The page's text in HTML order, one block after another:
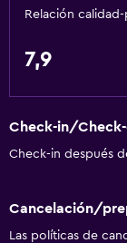
Baño
Ducha
Secador de pelo
Relación
7,9
Check-in/
Check-in después
Cancelación/
Las políticas de